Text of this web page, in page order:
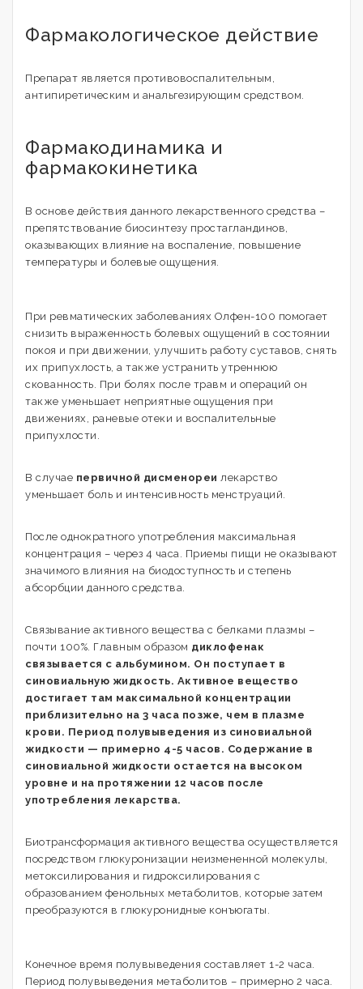
Фармакологическое действие
Препарат является противовоспалительным,
антипиретическим и анальгезирующим средством.
Фармакодинамика и
фармакокинетика
В основе действия данного лекарственного средства –
препятствование биосинтезу простагландинов,
оказывающих влияние на воспаление, повышение
температуры и болевые ощущения.
При ревматических заболеваниях Олфен-100 помогает
снизить выраженность болевых ощущений в состоянии
покоя и при движении, улучшить работу суставов, снять
их припухлость, а также устранить утреннюю
скованность. При болях после травм и операций он
также уменьшает неприятные ощущения при
движениях, раневые отеки и воспалительные
припухлости.
В случае первичной дисменореи лекарство
уменьшает боль и интенсивность менструаций.
После однократного употребления максимальная
концентрация – через 4 часа. Приемы пищи не оказывают
значимого влияния на биодоступность и степень
абсорбции данного средства.
Связывание активного вещества с белками плазмы –
почти 100%. Главным образом диклофенак
связывается с альбумином. Он поступает в
синовиальную жидкость. Активное вещество
достигает там максимальной концентрации
приблизительно на 3 часа позже, чем в плазме
крови. Период полувыведения из синовиальной
жидкости — примерно 4-5 часов. Содержание в
синовиальной жидкости остается на высоком
уровне и на протяжении 12 часов после
употребления лекарства.
Биотрансформация активного вещества осуществляется
посредством глюкуронизации неизмененной молекулы,
метоксилирования и гидроксилирования с
образованием фенольных метаболитов, которые затем
преобразуются в глюкуронидные конъюгаты.
Конечное время полувыведения составляет 1-2 часа.
Период полувыведения метаболитов – примерно 2 часа.